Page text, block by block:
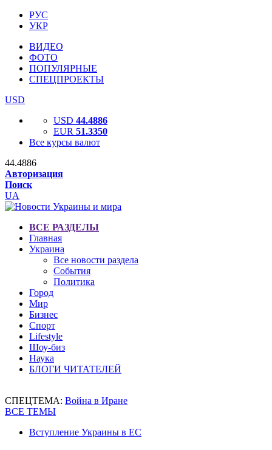
РУС
УКР
ВИДЕО
ФОТО
ПОПУЛЯРНЫЕ
СПЕЦПРОЕКТЫ
USD
USD 44.4886
EUR 51.3350
Все курсы валют
44.4886
Авторизация
Поиск
UA
ВСЕ РАЗДЕЛЫ
Главная
Украина
Все новости раздела
События
Политика
Город
Мир
Бизнес
Спорт
Lifestyle
Шоу-биз
Наука
БЛОГИ ЧИТАТЕЛЕЙ
СПЕЦТЕМА: Война в Иране
ВСЕ ТЕМЫ
Вступление Украины в ЕС